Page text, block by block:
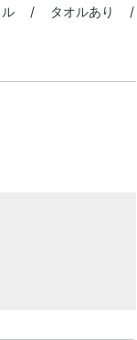
ル / タオルあり /